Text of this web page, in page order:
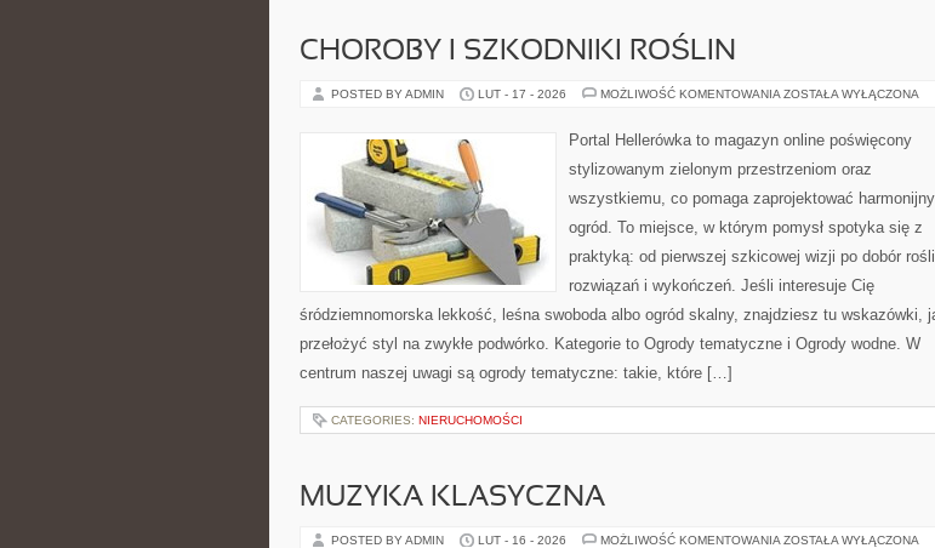
CHOROBY I SZKODNIKI ROŚLIN
POSTED BY ADMIN LUT - 17 - 2026 MOŻLIWOŚĆ KOMENTOWANIA CHOROBY
ROŚLIN
ZOSTAŁA WYŁĄCZONA
Portal Hellerówka to magazyn online poświęcony
stylizowanym zielonym przestrzeniom oraz
wszystkiemu, co pomaga zaprojektować harmonijny
ogród. To miejsce, w którym pomysł spotyka się z
praktyką: od pierwszej szkicowej wizji po dobór
rozwiązań i wykończeń. Jeśli interesuje Cię
śródziemnomorska lekkość, leśna swoboda albo ogród skalny, znajdziesz tu wskazówki,
przełożyć styl na zwykłe podwórko. Kategorie to Ogrody tematyczne i Ogrody wodne. W
centrum naszej uwagi są ogrody tematyczne: takie, które […]
CATEGORIES: NIERUCHOMOŚCI
MUZYKA KLASYCZNA
POSTED BY ADMIN LUT - 16 - 2026 MOŻLIWOŚĆ KOMENTOWANIA MUZYKA
ZOSTAŁA WYŁĄCZONA